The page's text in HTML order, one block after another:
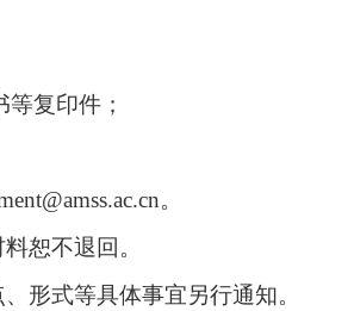
复印件；
。
恕不退回。
形式等具体事宜另行通知。